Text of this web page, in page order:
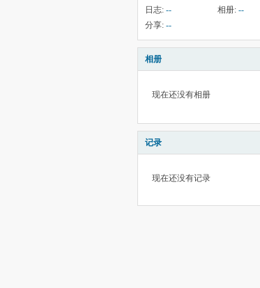
日志: -- 相册: --
分享: --
相册
现在还没有相册
记录
现在还没有记录